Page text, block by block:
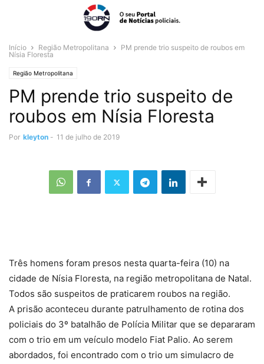
Início Região Metropolitana
PM prende trio suspeito de roubos em
Nísia Floresta
Região Metropolitana
PM prende trio suspeito de
roubos em Nísia Floresta
Por kleyton - 11 de julho de 2019
Três homens foram presos nesta quarta-feira (10) na
cidade de Nísia Floresta, na região metropolitana de Natal.
Todos são suspeitos de praticarem roubos na região.
A prisão aconteceu durante patrulhamento de rotina dos
policiais do 3º batalhão de Polícia Militar que se depararam
com o trio em um veículo modelo Fiat Palio. Ao serem
abordados, foi encontrado com o trio um simulacro de